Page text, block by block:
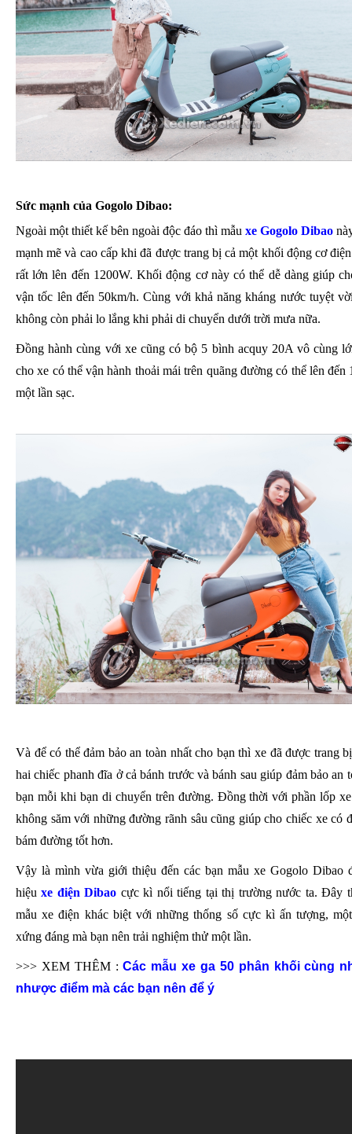
Sức mạnh của Gogolo Dibao:
Ngoài một thiết kế bên ngoài độc đáo thì mẫu xe Gogolo Dibao
mạnh mẽ và cao cấp khi đã được trang bị cả một khối động cơ
rất lớn lên đến 1200W. Khối động cơ này có thể dễ dàng giúp
vận tốc lên đến 50km/h. Cùng với khả năng kháng nước tuyệt
không còn phải lo lắng khi phải di chuyển dưới trời mưa nữa.
Đồng hành cùng với xe cũng có bộ 5 bình acquy 20A vô cùng
cho xe có thể vận hành thoải mái trên quãng đường có thể lên
một lần sạc.
Và để có thể đảm bảo an toàn nhất cho bạn thì xe đã được trang
hai chiếc phanh đĩa ở cả bánh trước và bánh sau giúp đảm bảo an
bạn mỗi khi bạn di chuyển trên đường. Đồng thời với phần lốp
không săm với những đường rãnh sâu cũng giúp cho chiếc xe có
bám đường tốt hơn.
Vậy là mình vừa giới thiệu đến các bạn mẫu xe Gogolo Dibao
hiệuxe điện Dibao cực kì nổi tiếng tại thị trường nước ta. Đây
mẫu xe điện khác biệt với những thống số cực kì ấn tượng,
xứng đáng mà bạn nên trải nghiệm thử một lần.
>>> XEM THÊM :Các mẫu xe ga 50 phân khối cùng
nhược điểm mà các bạn nên để ý